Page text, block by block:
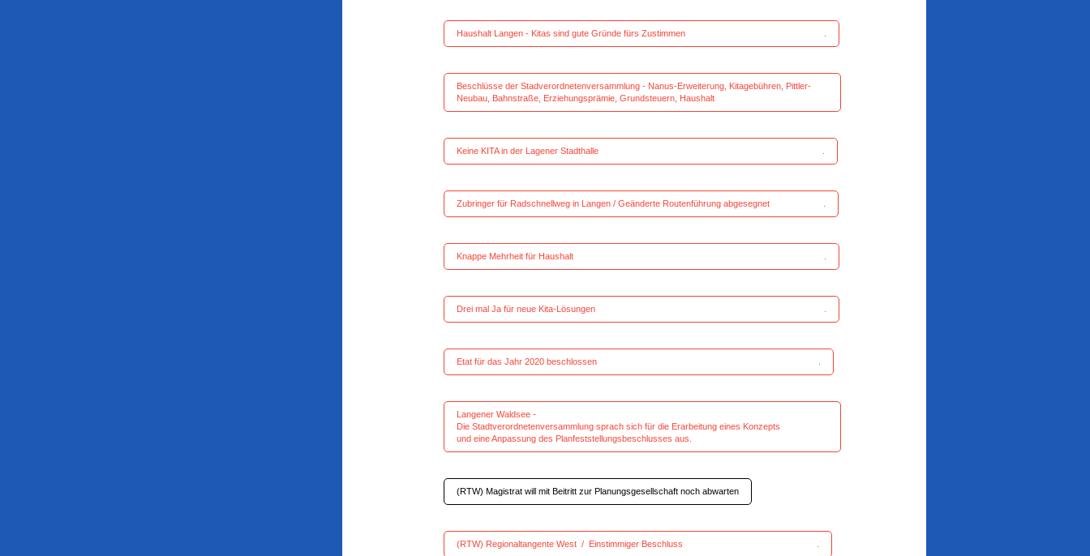
Haushalt Langen - Kitas sind gute Gründe fürs Zustimmen .
Beschlüsse der Stadverordnetenversammlung - Nanus-Erweiterung, Kitagebühren, Pittler-
Neubau, Bahnstraße, Erziehungsprämie, Grundsteuern, Haushalt
Keine KITA in der Lagener Stadthalle .
Zubringer für Radschnellweg in Langen / Geänderte Routenführung abgesegnet .
Knappe Mehrheit für Haushalt .
Drei mal Ja für neue Kita-Lösungen .
Etat für das Jahr 2020 beschlossen .
Langener Waldsee -
Die Stadtverordnetenversammlung sprach sich für die Erarbeitung eines Konzepts
und eine Anpassung des Planfeststellungsbeschlusses aus.
(RTW) Magistrat will mit Beitritt zur Planungsgesellschaft noch abwarten
(RTW) Regionaltangente West / Einstimmiger Beschluss .